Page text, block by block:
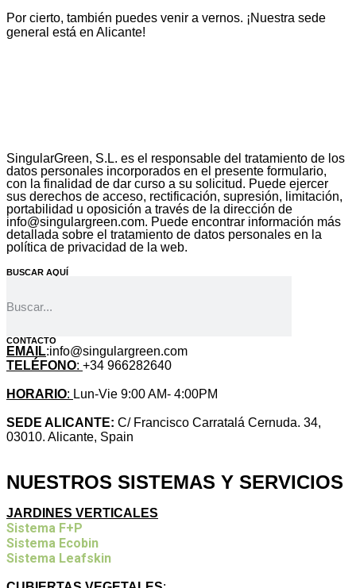
Por cierto, también puedes venir a vernos. ¡Nuestra sede
general está en Alicante!
SingularGreen, S.L. es el responsable del tratamiento de los
datos personales incorporados en el presente formulario,
con la finalidad de dar curso a su solicitud. Puede ejercer
sus derechos de acceso, rectificación, supresión, limitación,
portabilidad u oposición a través de la dirección de
info@singulargreen.com. Puede encontrar información más
detallada sobre el tratamiento de datos personales en la
política de privacidad de la web.
BUSCAR AQUÍ
CONTACTO
EMAIL:info@singulargreen.com
TELÉFONO: +34 966282640
HORARIO: Lun-Vie 9:00 AM- 4:00PM
SEDE ALICANTE: C/ Francisco Carratalá Cernuda. 34,
03010. Alicante, Spain
NUESTROS SISTEMAS Y SERVICIOS
JARDINES VERTICALES
Sistema F+P
Sistema Ecobin
Sistema Leafskin